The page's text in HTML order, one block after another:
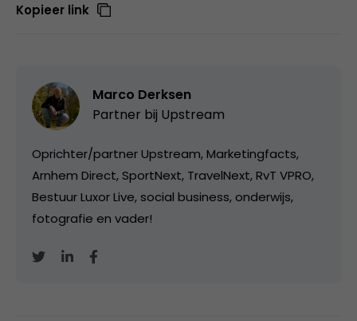
Kopieer link
Marco Derksen
Partner bij Upstream
Oprichter/partner Upstream, Marketingfacts,
Arnhem Direct, SportNext, TravelNext, RvT VPRO,
Bestuur Luxor Live, social business, onderwijs,
fotografie en vader!